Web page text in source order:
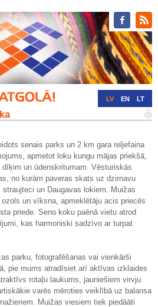
LV EN LT
senais parks un 2 km gara reljefaina
apmetot loku kungu mājas priekšā,
un ūdenskritumam. Vēsturiskās
no kurām paveras skats uz dzirnavu
un Daugavas lokiem. Muižas
un vīksna, apmeklētāju acis priecēs
priede. Seno koku paēnā vietu atrod
kas harmoniski sadzīvo ar turpat
parku, fotografēšanas vai vienkārši
pie mums atradīsiet arī aktīvas izklaides
rotaļu laukums, jauniešiem virvju
varēs mēroties veiklībā uz balansa
Muižas viesiem tiek piedāāti